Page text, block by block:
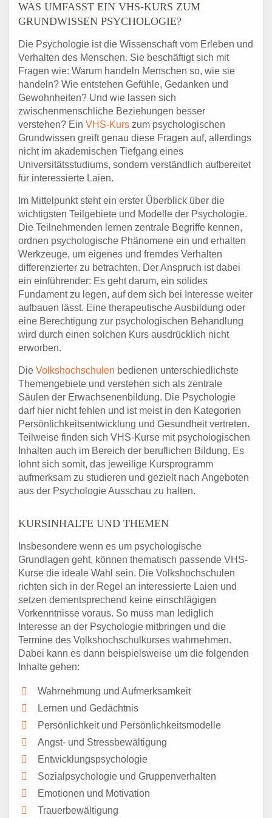
WAS UMFASST EIN VHS-KURS ZUM
GRUNDWISSEN PSYCHOLOGIE?
Die Psychologie ist die Wissenschaft vom Erleben und
Verhalten des Menschen. Sie beschäftigt sich mit
Fragen wie: Warum handeln Menschen so, wie sie
handeln? Wie entstehen Gefühle, Gedanken und
Gewohnheiten? Und wie lassen sich
zwischenmenschliche Beziehungen besser
verstehen? Ein VHS-Kurs zum psychologischen
Grundwissen greift genau diese Fragen auf, allerdings
nicht im akademischen Tiefgang eines
Universitätsstudiums, sondern verständlich aufbereitet
für interessierte Laien.
Im Mittelpunkt steht ein erster Überblick über die
wichtigsten Teilgebiete und Modelle der Psychologie.
Die Teilnehmenden lernen zentrale Begriffe kennen,
ordnen psychologische Phänomene ein und erhalten
Werkzeuge, um eigenes und fremdes Verhalten
differenzierter zu betrachten. Der Anspruch ist dabei
ein einführender: Es geht darum, ein solides
Fundament zu legen, auf dem sich bei Interesse weiter
aufbauen lässt. Eine therapeutische Ausbildung oder
eine Berechtigung zur psychologischen Behandlung
wird durch einen solchen Kurs ausdrücklich nicht
erworben.
Die Volkshochschulen bedienen unterschiedlichste
Themengebiete und verstehen sich als zentrale
Säulen der Erwachsenenbildung. Die Psychologie
darf hier nicht fehlen und ist meist in den Kategorien
Persönlichkeitsentwicklung und Gesundheit vertreten.
Teilweise finden sich VHS-Kurse mit psychologischen
Inhalten auch im Bereich der beruflichen Bildung. Es
lohnt sich somit, das jeweilige Kursprogramm
aufmerksam zu studieren und gezielt nach Angeboten
aus der Psychologie Ausschau zu halten.
KURSINHALTE UND THEMEN
Insbesondere wenn es um psychologische
Grundlagen geht, können thematisch passende VHS-
Kurse die ideale Wahl sein. Die Volkshochschulen
richten sich in der Regel an interessierte Laien und
setzen dementsprechend keine einschlägigen
Vorkenntnisse voraus. So muss man lediglich
Interesse an der Psychologie mitbringen und die
Termine des Volkshochschulkurses wahrnehmen.
Dabei kann es dann beispielsweise um die folgenden
Inhalte gehen:
Wahrnehmung und Aufmerksamkeit
Lernen und Gedächtnis
Persönlichkeit und Persönlichkeitsmodelle
Angst- und Stressbewältigung
Entwicklungspsychologie
Sozialpsychologie und Gruppenverhalten
Emotionen und Motivation
Trauerbewältigung